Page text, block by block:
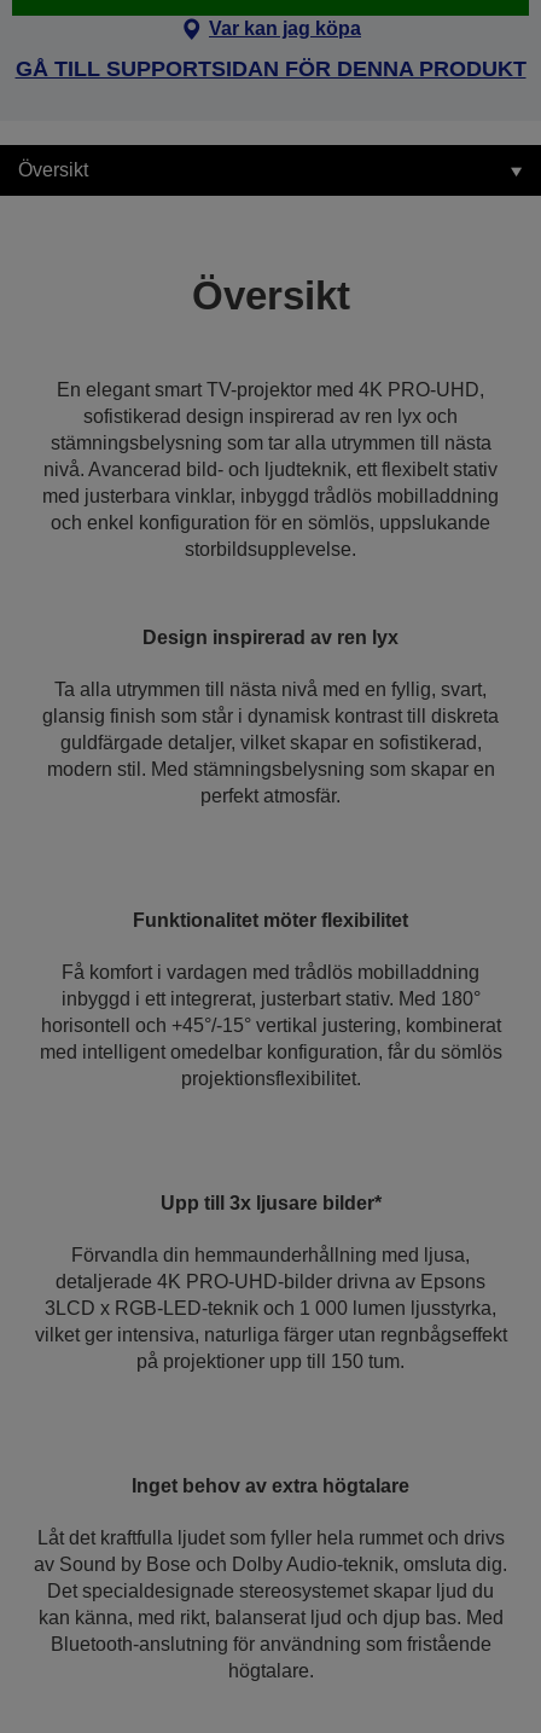
Var kan jag köpa
GÅ TILL SUPPORTSIDAN FÖR DENNA PRODUKT
Översikt
Översikt
En elegant smart TV-projektor med 4K PRO-UHD,
sofistikerad design inspirerad av ren lyx och
stämningsbelysning som tar alla utrymmen till nästa
nivå. Avancerad bild- och ljudteknik, ett flexibelt stativ
med justerbara vinklar, inbyggd trådlös mobilladdning
och enkel konfiguration för en sömlös, uppslukande
storbildsupplevelse.
Design inspirerad av ren lyx
Ta alla utrymmen till nästa nivå med en fyllig, svart,
glansig finish som står i dynamisk kontrast till diskreta
guldfärgade detaljer, vilket skapar en sofistikerad,
modern stil. Med stämningsbelysning som skapar en
perfekt atmosfär.
Funktionalitet möter flexibilitet
Få komfort i vardagen med trådlös mobilladdning
inbyggd i ett integrerat, justerbart stativ. Med 180°
horisontell och +45°/-15° vertikal justering, kombinerat
med intelligent omedelbar konfiguration, får du sömlös
projektionsflexibilitet.
Upp till 3x ljusare bilder*
Förvandla din hemmaunderhållning med ljusa,
detaljerade 4K PRO-UHD-bilder drivna av Epsons
3LCD x RGB-LED-teknik och 1 000 lumen ljusstyrka,
vilket ger intensiva, naturliga färger utan regnbågseffekt
på projektioner upp till 150 tum.
Inget behov av extra högtalare
Låt det kraftfulla ljudet som fyller hela rummet och drivs
av Sound by Bose och Dolby Audio-teknik, omsluta dig.
Det specialdesignade stereosystemet skapar ljud du
kan känna, med rikt, balanserat ljud och djup bas. Med
Bluetooth-anslutning för användning som fristående
högtalare.